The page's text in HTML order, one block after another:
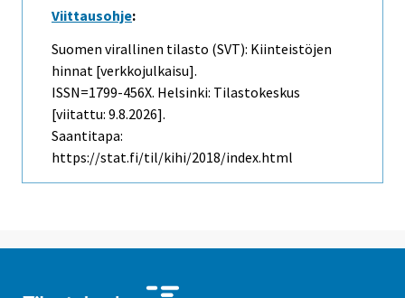
Viittausohje:
Suomen virallinen tilasto (SVT): Kiinteistöjen
hinnat [verkkojulkaisu].
ISSN=1799-456X. Helsinki: Tilastokeskus
[viitattu: 9.8.2026].
Saantitapa:
https://stat.fi/til/kihi/2018/index.html